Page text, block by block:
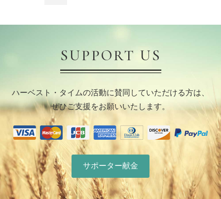
SUPPORT US
ハーベスト・タイムの活動に賛同していただける方は、
ぜひご支援をお願いいたします。
サポーター献金